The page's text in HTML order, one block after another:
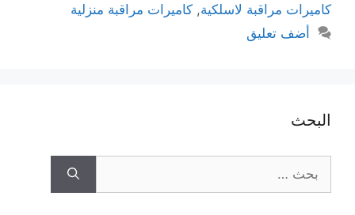
كاميرات مراقبة لاسلكية, كاميرات مراقبة منزلية
أضف تعليق
البحث